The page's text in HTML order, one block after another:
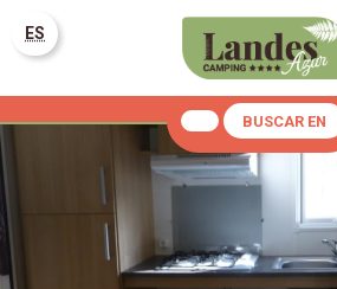
ES
BUSCAR EN